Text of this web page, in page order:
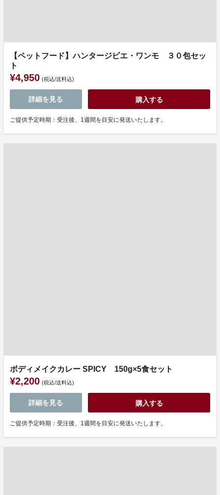
【ペットフード】ハンタージビエ・ワンモ ３０包セッ
ト
¥4,950 (税込/送料込)
詳細を見る 購入する
ご提供予定時期：受注後、1週間を目安に発送いたします。
ボディメイクカレー SPICY 150g×5食セット
¥2,200 (税込/送料込)
詳細を見る 購入する
ご提供予定時期：受注後、1週間を目安に発送いたします。